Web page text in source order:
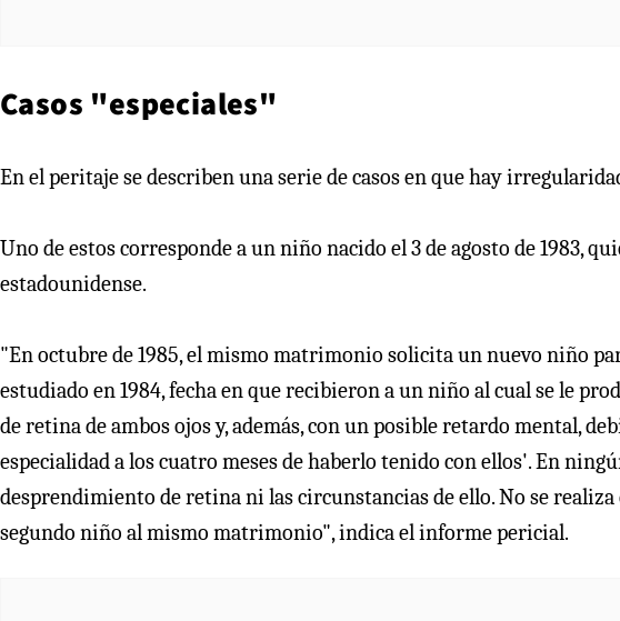
Casos "especiales"
En el peritaje se describen una serie de casos en que hay
Uno de estos corresponde a un niño nacido el 3 de agosto de 1983,
estadounidense.
"En octubre de 1985, el mismo matrimonio solicita un nuevo niño
estudiado en 1984, fecha en que recibieron a un niño al cual se le
de retina de ambos ojos y, además, con un posible retardo mental,
especialidad a los cuatro meses de haberlo tenido con ellos'. En
desprendimiento de retina ni las circunstancias de ello. No se
segundo niño al mismo matrimonio", indica el informe pericial.